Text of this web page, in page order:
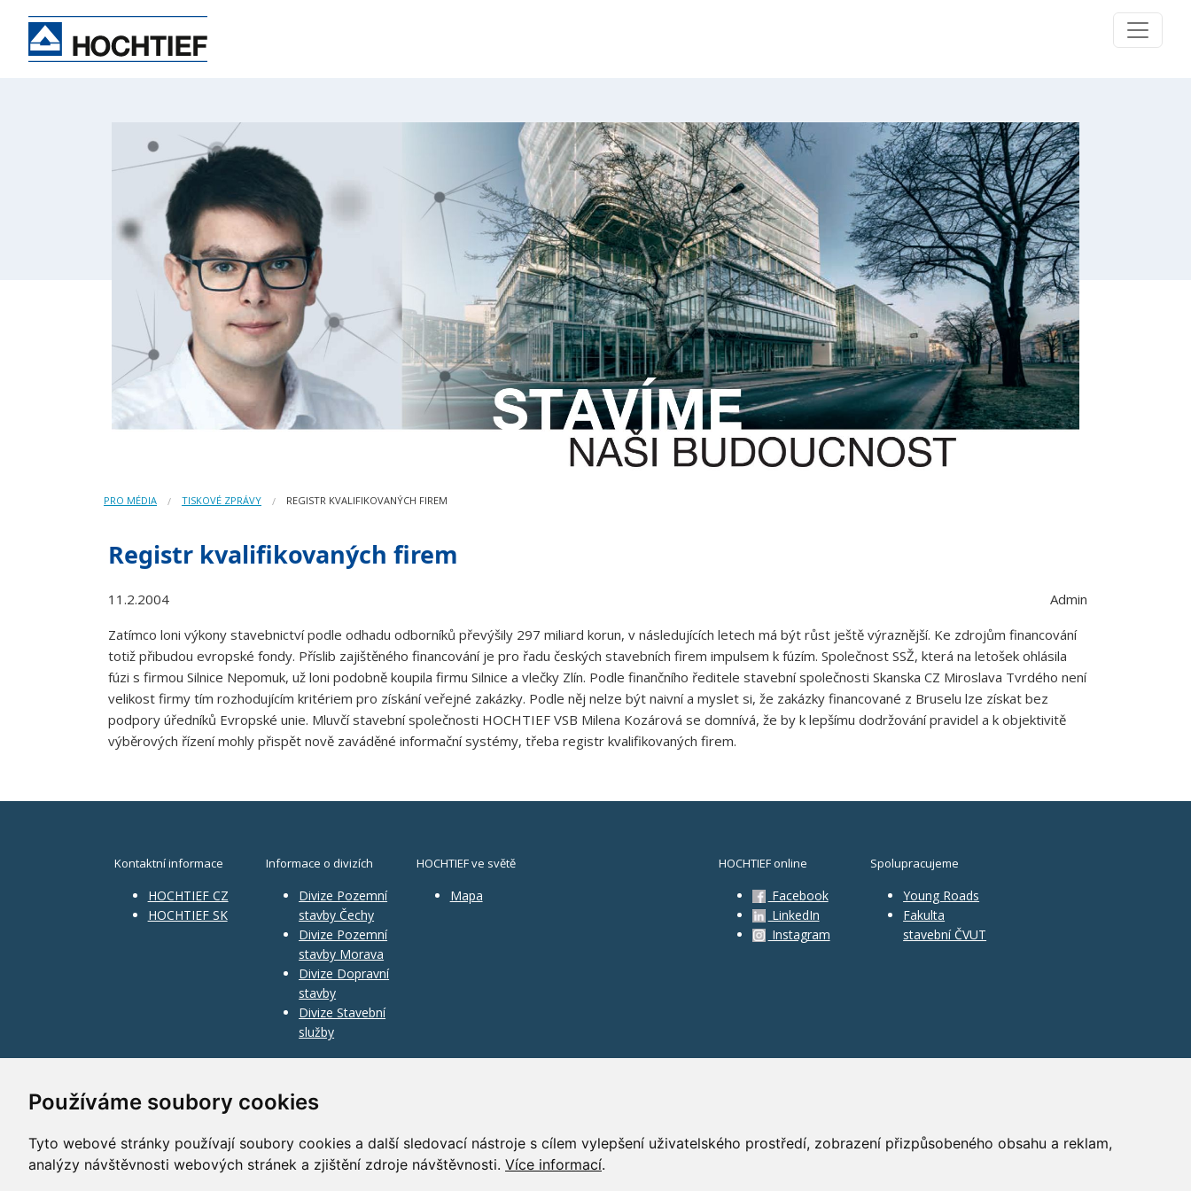
Používáme soubory cookies
Tyto webové stránky používají soubory cookies a další sledovací nástroje s cílem vylepšení uživatelského prostředí, zobrazení přizpůsobeného obsahu a reklam,
analýzy návštěvnosti webových stránek a zjištění zdroje návštěvnosti. Více informací.
PRO MÉDIA TISKOVÉ ZPRÁVY REGISTR KVALIFIKOVANÝCH FIREM
Registr kvalifikovaných firem
11.2.2004
Admin
Zatímco loni výkony stavebnictví podle odhadu odborníků převýšily 297 miliard korun, v následujících letech má být růst ještě výraznější. Ke zdrojům financování
totiž přibudou evropské fondy. Příslib zajištěného financování je pro řadu českých stavebních firem impulsem k fúzím. Společnost SSŽ, která na letošek ohlásila
fúzi s firmou Silnice Nepomuk, už loni podobně koupila firmu Silnice a vlečky Zlín. Podle finančního ředitele stavební společnosti Skanska CZ Miroslava Tvrdého není
velikost firmy tím rozhodujícím kritériem pro získání veřejné zakázky. Podle něj nelze být naivní a myslet si, že zakázky financované z Bruselu lze získat bez
podpory úředníků Evropské unie. Mluvčí stavební společnosti HOCHTIEF VSB Milena Kozárová se domnívá, že by k lepšímu dodržování pravidel a k objektivitě
výběrových řízení mohly přispět nově zaváděné informační systémy, třeba registr kvalifikovaných firem.
Kontaktní informace
HOCHTIEF CZ
HOCHTIEF SK
Informace o divizích
Divize Pozemní
stavby Čechy
Divize Pozemní
stavby Morava
Divize Dopravní
stavby
Divize Stavební
služby
HOCHTIEF ve světě
Mapa
HOCHTIEF online
Facebook
LinkedIn
Instagram
Spolupracujeme
Young Roads
Fakulta
stavební ČVUT